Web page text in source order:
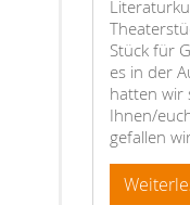
Stück für
es in der
hatten wir
Ihnen/
gefallen